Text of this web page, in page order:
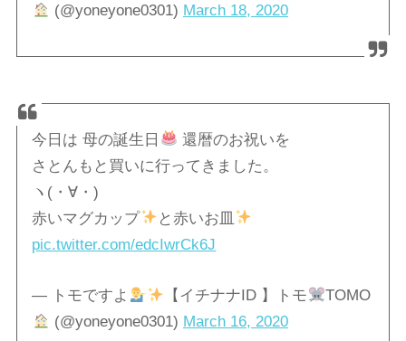
(@yoneyone0301) March 18, 2020
今日は 母の誕生日
還暦のお祝いを
さとんもと買いに行ってきました。
ヽ(・∀・)ゝ
赤いマグカップ
と赤いお皿
pic.twitter.com/edcIwrCk6J
— トモですよ 【イチナナID 】トモ
TOMO
(@yoneyone0301) March 16, 2020